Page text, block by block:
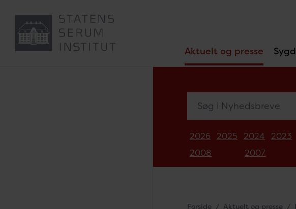
Aktuelt og presse
2026 2025 2024 2023
2008
2007
Forside Aktuelt og presse